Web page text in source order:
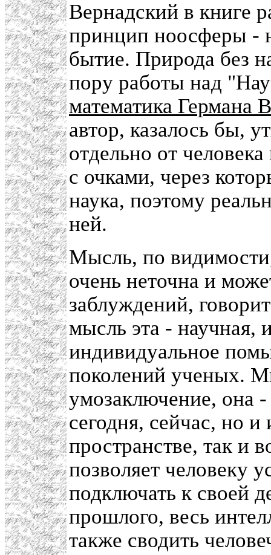
Вернадский в книге
принцип ноосферы -
бытие. Природа без
пору работы над
математика Германа
автор, казалось бы,
отдельно от
с очками, через
наука, поэтому
ней.
Мысль, по
очень неточна и
заблуждений,
мысль эта - научная,
индивидуальное
поколений ученых.
умозаключение, она -
сегодня, сейчас, но
пространстве, так и
позволяет человеку
подключать к своей
прошлого, весь
также сводить